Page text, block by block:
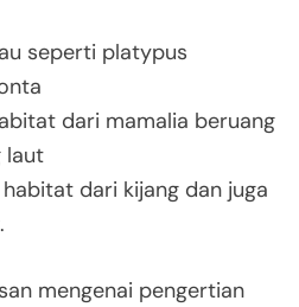
seperti platypus
dari mamalia beruang
laut
dari kijang dan juga
mengenai pengertian